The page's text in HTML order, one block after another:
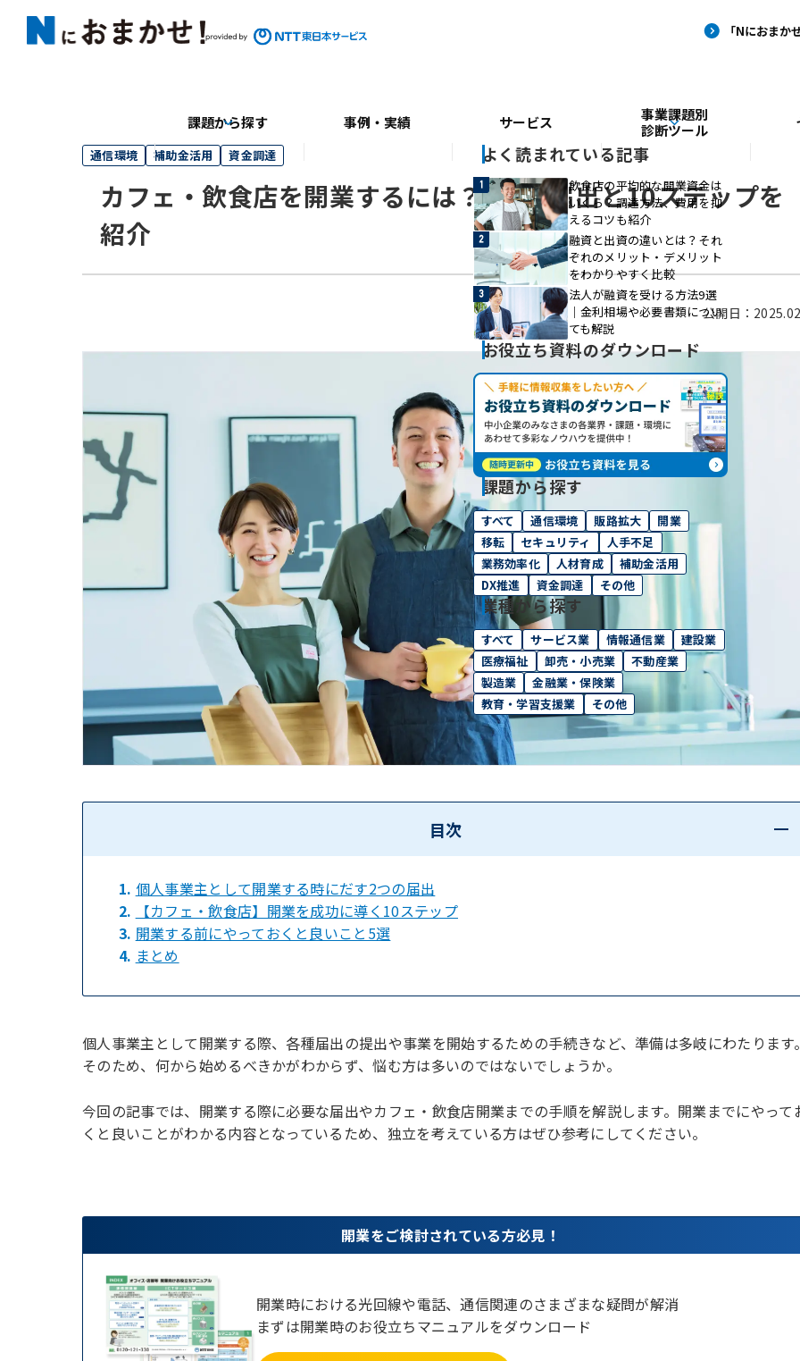
課題から探す 事例・実績 サービス
事業課題別
診断ツール
通信環境 補助金活用 資金調達
カフェ・飲食店を開業するには？2つの届出と10ステップを
紹介
公開日：
目次
1. 個人事業主として開業する時にだす2つの届出
2.
【カフェ・飲食店】開業を成功に導く10ステップ
3. 開業する前にやっておくと良いこと5選
4. まとめ
個人事業主として開業する際、各種届出の提出や事業を開始するための手続きなど、準備は多岐にわたります
そのため、何から始めるべきかがわからず、悩む方は多いのではないでしょうか。
今回の記事では、開業する際に必要な届出やカフェ・飲食店開業までの手順を解説します。開業までにやって
くと良いことがわかる内容となっているため、独立を考えている方はぜひ参考にしてください。
開業をご検討されている方必見！
開業時における光回線や電話、通信関連のさまざまな疑問が解消
まずは開業時のお役立ちマニュアルをダウンロード
よく読まれている記事
飲食店の平均的な開業資金は
いくら？調達方法、費用を抑
えるコツも紹介
融資と出資の違いとは？それ
ぞれのメリット・デメリット
をわかりやすく比較
法人が融資を受ける方法9選
｜金利相場や必要書類につい
ても解説
お役立ち資料のダウンロード
課題から探す
すべて 通信環境 販路拡大
開業
移転
セキュリティ
人手不足
業務効率化
人材育成
補助金活用
DX推進
資金調達 その他
業種から探す
すべて サービス業 情報通信業
建設業
医療福祉
卸売・小売業
不動産業
製造業
金融業・保険業
教育・学習支援業
その他